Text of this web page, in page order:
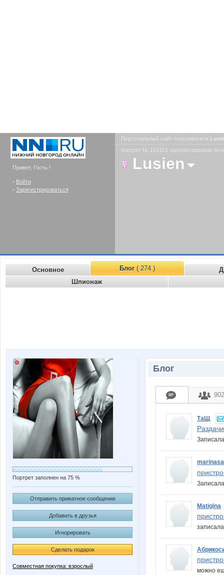
Привет, Гость !
- Войти
- Зарегистрироваться
Персональный сайт пользователя
портрет № 163161 зарегистрирован
Lusien
Основное Блог( 274 )
Шпионаж
Портрет заполнен на 75 %
Отправить приватное сообщение
Добавить в друзья
Игнорировать
Сделать подарок
Совместная покупка: взрослый
Блог
ТаЩ
Matigina
можно